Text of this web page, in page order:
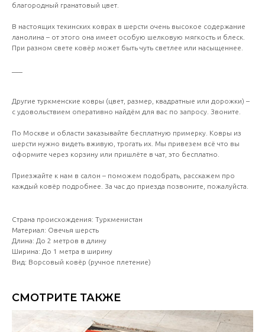
благородный гранатовый цвет.
В настоящих текинских коврах в шерсти очень высокое содержание
ланолина – от этого она имеет особую шелковую мягкость и блеск.
При разном свете ковёр может быть чуть светлее или насыщеннее.
Другие туркменские ковры (цвет, размер, квадратные или дорожки) –
с удовольствием оперативно найдём для вас по запросу. Звоните.
По Москве и области заказывайте бесплатную примерку. Ковры из
шерсти нужно видеть вживую, трогать их. Мы привезем всё что вы
оформите через корзину или пришлёте в чат, это бесплатно.
Приезжайте к нам в салон – поможем подобрать, расскажем про
каждый ковёр подробнее. За час до приезда позвоните, пожалуйста.
Страна происхождения: Туркменистан
Материал: Овечья шерсть
Длина: До 2 метров в длину
Ширина: До 1 метра в ширину
Вид: Ворсовый ковёр (ручное плетение)
СМОТРИТЕ ТАКЖЕ